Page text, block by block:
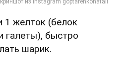
1 желток (белок
галеты), быстро
шарик.